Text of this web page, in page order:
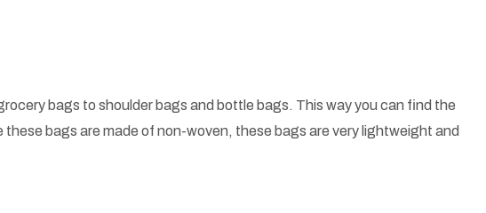
bags to shoulder bags and bottle bags. This way you can find the
bags are made of non-woven, these bags are very lightweight and